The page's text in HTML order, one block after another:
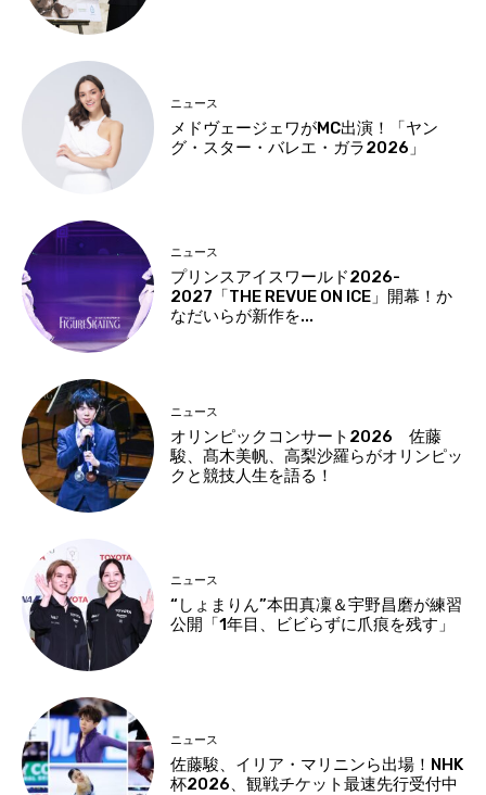
ニュース
メドヴェージェワがMC出演！「ヤン
グ・スター・バレエ・ガラ2026」
ニュース
プリンスアイスワールド2026-
2027「THE REVUE ON ICE」開幕！か
なだいらが新作を...
ニュース
オリンピックコンサート2026 佐藤
駿、髙木美帆、高梨沙羅らがオリンピッ
クと競技人生を語る！
ニュース
“しょまりん”本田真凜＆宇野昌磨が練習
公開「1年目、ビビらずに爪痕を残す」
ニュース
佐藤駿、イリア・マリニンら出場！NHK
杯2026、観戦チケット最速先行受付中